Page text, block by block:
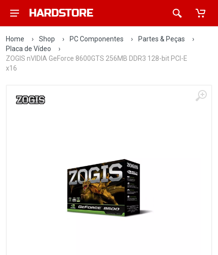
Home › Shop › PC Componentes › Partes & Peças
›
Placa de Vídeo
›
ZOGIS nVIDIA GeForce 8600GTS 256MB DDR3 128-bit PCI-E
x16